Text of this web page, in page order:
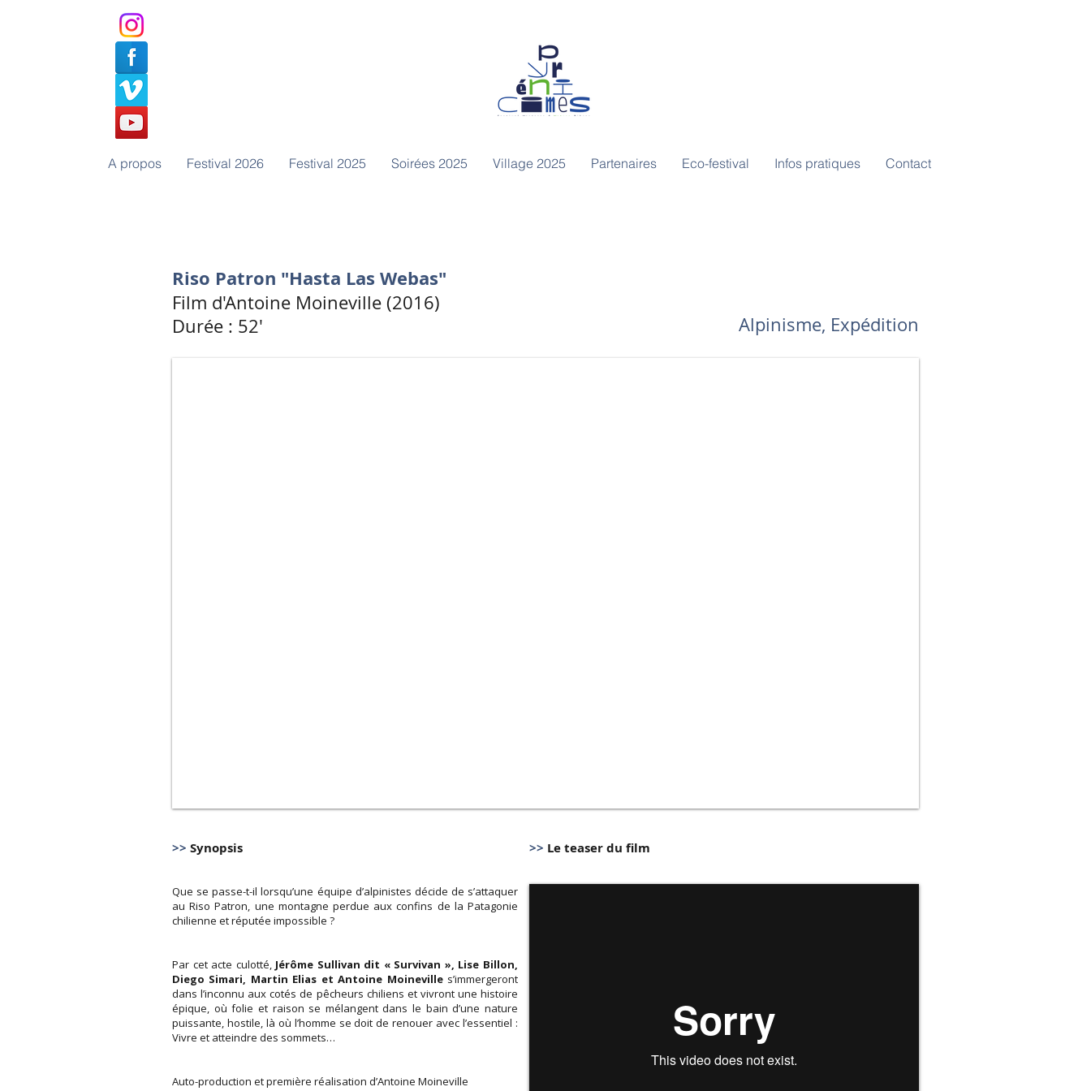
A propos Festival 2026 Festival 2025 Soirées 2025 Village 2025 Partenaires Eco-festival Infos pratiques Contact
Riso Patron "Hasta Las Webas"
Film d'Antoine Moineville (2016)
Durée : 52'
​Alpinisme, Expédition
>> Synopsis >> Le teaser du film
Que se passe-t-il lorsqu’une équipe d’alpinistes décide de s’attaquer
au Riso Patron, une montagne perdue aux confins de la Patagonie
chilienne et réputée impossible ?
Par cet acte culotté, Jérôme Sullivan dit « Survivan », Lise Billon,
Diego Simari, Martin Elias et Antoine Moinevilles’immergeront
dans l’inconnu aux cotés de pêcheurs chiliens et vivront une histoire
épique, où folie et raison se mélangent dans le bain d’une nature
puissante, hostile, là où l’homme se doit de renouer avec l’essentiel :
Vivre et atteindre des sommets…
Auto-production et première réalisation d’Antoine Moineville